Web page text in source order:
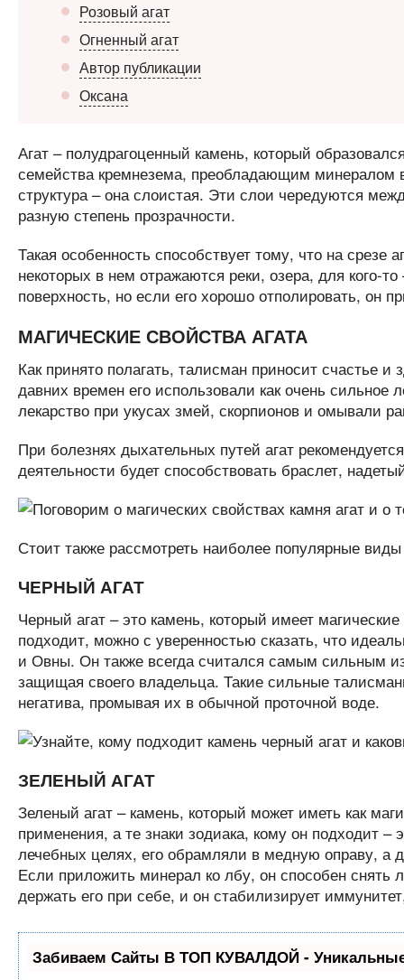
Розовый агат
Огненный агат
Автор публикации
Оксана
Агат – полудрагоценный камень, который
семейства кремнезема, преобладающим минералом
структура – она слоистая. Эти слои чередуются
разную степень прозрачности.
Такая особенность способствует тому, что на
некоторых в нем отражаются реки, озера, для кого-
поверхность, но если его хорошо отполировать, он
МАГИЧЕСКИЕ СВОЙСТВА АГАТА
Как принято полагать, талисман приносит счастье
давних времен его использовали как очень
лекарство при укусах змей, скорпионов и омывали
При болезнях дыхательных путей агат
деятельности будет способствовать браслет,
Стоит также рассмотреть наиболее популярные виды
ЧЕРНЫЙ АГАТ
Черный агат – это камень, который имеет
подходит, можно с уверенностью сказать, что
и Овны. Он также всегда считался самым сильным
защищая своего владельца. Такие сильные
негатива, промывая их в обычной проточной воде.
ЗЕЛЕНЫЙ АГАТ
Зеленый агат – камень, который может иметь как
применения, а те знаки зодиака, кому он подходит
лечебных целях, его обрамляли в медную оправу, а
Если приложить минерал ко лбу, он способен снять
держать его при себе, и он стабилизирует
Забиваем Сайты В ТОП КУВАЛДОЙ - Уникальные